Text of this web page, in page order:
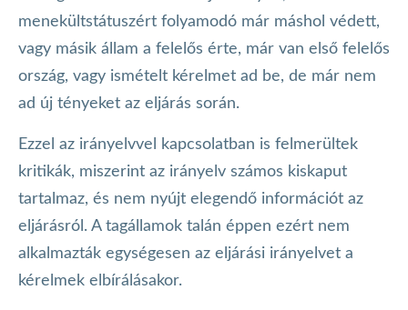
menekültstátuszért folyamodó már máshol védett,
vagy másik állam a felelős érte, már van első felelős
ország, vagy ismételt kérelmet ad be, de már nem
ad új tényeket az eljárás során.
Ezzel az irányelvvel kapcsolatban is felmerültek
kritikák, miszerint az irányelv számos kiskaput
tartalmaz, és nem nyújt elegendő információt az
eljárásról. A tagállamok talán éppen ezért nem
alkalmazták egységesen az eljárási irányelvet a
kérelmek elbírálásakor.